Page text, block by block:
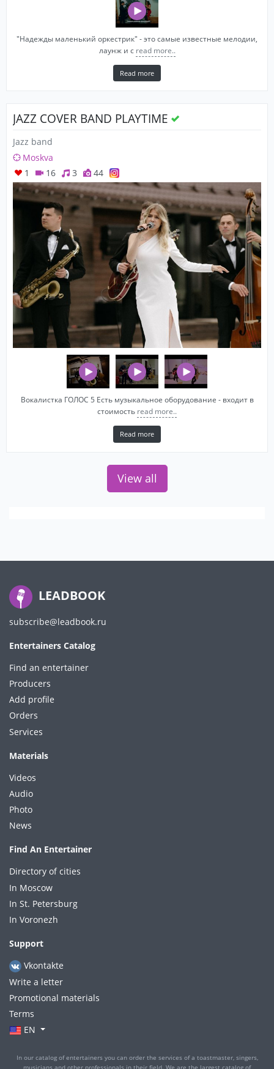
"Надежды маленький оркестрик" - это самые известные мелодии,
лаунж и с read more..
Read more
JAZZ COVER BAND PLAYTIME
Jazz band
Moskva
1
16 3 44
Вокалистка ГОЛОС 5 Есть музыкальное оборудование - входит в
стоимость read more..
Read more
View all
LEADBOOK
subscribe@leadbook.ru
Entertainers Catalog
Find an entertainer
Producers
Add profile
Orders
Services
Materials
Videos
Audio
Photo
News
Find An Entertainer
Directory of cities
In Moscow
In St. Petersburg
In Voronezh
Support
Vkontakte
Write a letter
Promotional materials
Terms
EN
In our catalog of entertainers you can order the services of a toastmaster, singers,